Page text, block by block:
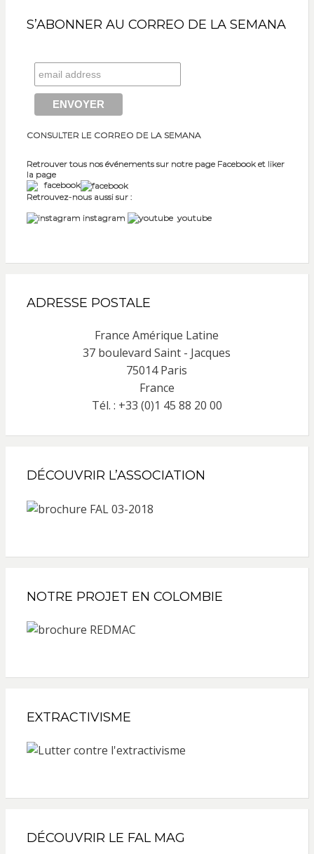
S’ABONNER AU CORREO DE LA SEMANA
CONSULTER LE CORREO DE LA SEMANA
Retrouver tous nos événements sur notre page Facebook et liker
la page
facebook
Retrouvez-nous aussi sur :
instagram
youtube
ADRESSE POSTALE
France Amérique Latine
37 boulevard Saint - Jacques
75014 Paris
France
Tél. : +33 (0)1 45 88 20 00
DÉCOUVRIR L’ASSOCIATION
NOTRE PROJET EN COLOMBIE
EXTRACTIVISME
DÉCOUVRIR LE FAL MAG